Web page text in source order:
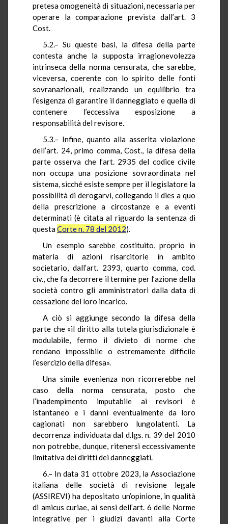
pretesa omogeneità di situazioni, necessaria per
operare la comparazione prevista dall’art. 3
Cost.
5.2.– Su queste basi, la difesa della parte
contesta anche la supposta irragionevolezza
intrinseca della norma censurata, che sarebbe,
viceversa, coerente con lo spirito delle fonti
sovranazionali, realizzando un equilibrio tra
l’esigenza di garantire il danneggiato e quella di
contenere l’eccessiva esposizione a
responsabilità del revisore.
5.3.– Infine, quanto alla asserita violazione
dell’art. 24, primo comma, Cost., la difesa della
parte osserva che l’art. 2935 del codice civile
non occupa una posizione sovraordinata nel
sistema, sicché esiste sempre per il legislatore la
possibilità di derogarvi, collegando il dies a quo
della prescrizione a circostanze e a eventi
determinati (è citata al riguardo la sentenza di
questaCorte n. 78 del 2012).
Un esempio sarebbe costituito, proprio in
materia di azioni risarcitorie in ambito
societario, dall’art. 2393, quarto comma, cod.
civ., che fa decorrere il termine per l’azione della
società contro gli amministratori dalla data di
cessazione del loro incarico.
A ciò si aggiunge secondo la difesa della
parte che «il diritto alla tutela giurisdizionale è
modulabile, fermo il divieto di norme che
rendano impossibile o estremamente difficile
l’esercizio della difesa».
Una simile evenienza non ricorrerebbe nel
caso della norma censurata, posto che
l’inadempimento imputabile ai revisori è
istantaneo e i danni eventualmente da loro
cagionati non sarebbero lungolatenti. La
decorrenza individuata dal d.lgs. n. 39 del 2010
non potrebbe, dunque, ritenersi eccessivamente
limitativa dei diritti dei danneggiati.
6.– In data 31 ottobre 2023, la Associazione
italiana delle società di revisione legale
(ASSIREVI) ha depositato un’opinione, in qualità
di amicus curiae, ai sensi dell’art. 6 delle Norme
integrative per i giudizi davanti alla Corte